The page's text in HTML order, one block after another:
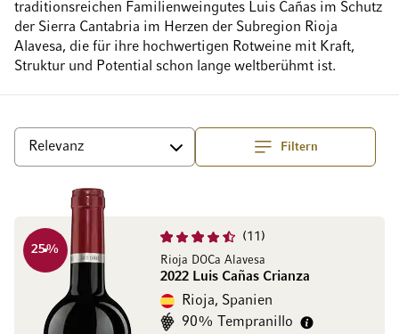
traditionsreichen Familienweingutes Luis Cañas im Schutz
der Sierra Cantabria im Herzen der Subregion Rioja
Alavesa, die für ihre hochwertigen Rotweine mit Kraft,
Struktur und Potential schon lange weltberühmt ist.
Filtern
SortierenTop
11
Rioja DOCa Alavesa
2022 Luis Cañas Crianza
25%
Rioja, Spanien
90% Tempranillo